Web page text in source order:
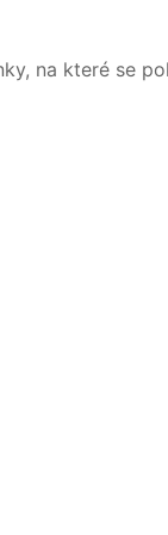
na které se